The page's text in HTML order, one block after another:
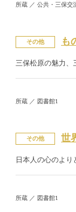
所蔵 ／ 公共・三保交
その他 も
三保松原の魅力、
所蔵 ／ 図書館1
その他 世
日本人の心のよ
所蔵 ／ 図書館1